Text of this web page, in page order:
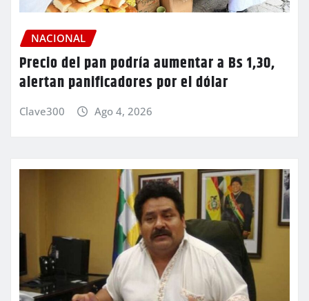
NACIONAL
Precio del pan podría aumentar a Bs 1,30,
alertan panificadores por el dólar
Clave300 Ago 4, 2026